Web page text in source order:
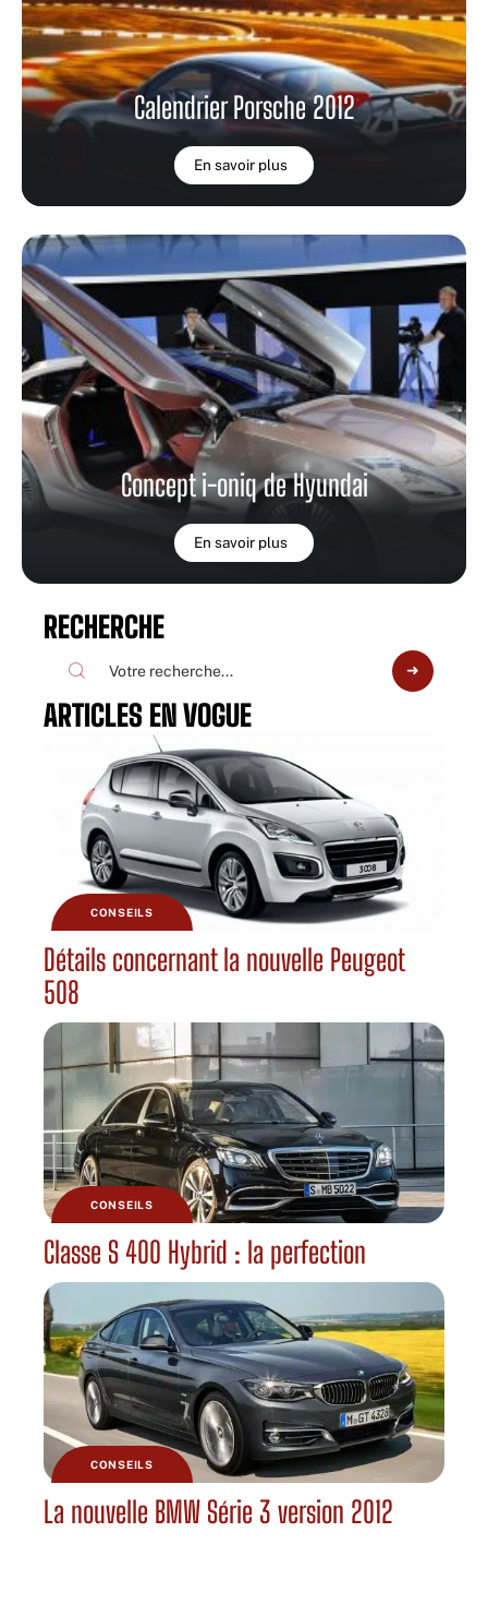
Calendrier Porsche 2012
En savoir plus
Concept i-oniq de Hyundai
En savoir plus
RECHERCHE
ARTICLES EN VOGUE
CONSEILS
Détails concernant la nouvelle Peugeot
508
CONSEILS
Classe S 400 Hybrid : la perfection
CONSEILS
La nouvelle BMW Série 3 version 2012